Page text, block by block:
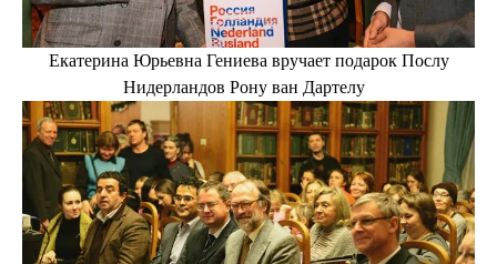
Екатерина Юрьевна Гениева вручает подарок Послу
Нидерландов Рону ван Дартелу